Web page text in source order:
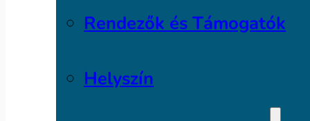
Rendezők és Támogatók
Helyszín